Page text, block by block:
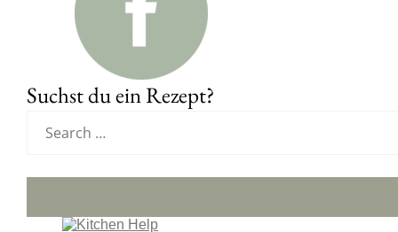
Suchst du ein Rezept?